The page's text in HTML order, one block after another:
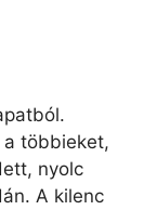
a többieket,
nyolc
A kilenc